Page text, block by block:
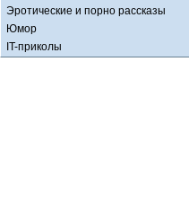
Эротические и порно рассказы
Юмор
IT-приколы